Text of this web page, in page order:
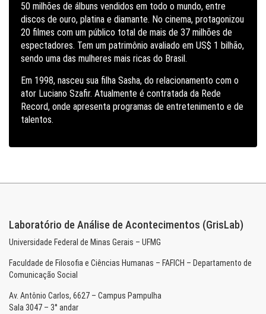
50 milhões de álbuns vendidos em todo o mundo, entre
discos de ouro, platina e diamante. No cinema, protagonizou
20 filmes com um público total de mais de 37 milhões de
espectadores. Tem um patrimônio avaliado em US$ 1 bilhão,
sendo uma das mulheres mais ricas do Brasil.
Em 1998, nasceu sua filha Sasha, do relacionamento com o
ator Luciano Szafir. Atualmente é contratada da Rede
Record, onde apresenta programas de entretenimento e de
talentos.
Laboratório de Análise de Acontecimentos (GrisLab)
Universidade Federal de Minas Gerais – UFMG
Faculdade de Filosofia e Ciências Humanas – FAFICH – Departamento de
Comunicação Social
Av. Antônio Carlos, 6627 – Campus Pampulha
Sala 3047 – 3° andar